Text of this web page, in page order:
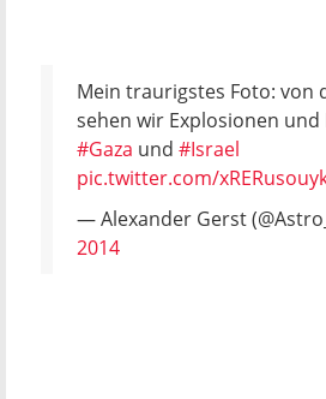
Mein traurigstes Foto: von
sehen wir Explosionen und
#Gaza und #Israel
pic.twitter.com/
— Alexander Gerst
2014